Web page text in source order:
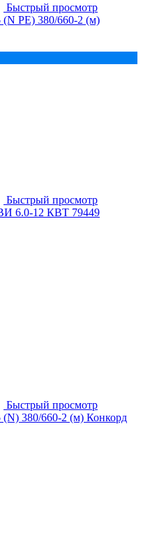
Быстрый просмотр
PE) 380/660-2 (м)
Быстрый просмотр
6.0-12 КВТ 79449
Быстрый просмотр
380/660-2 (м) Конкорд